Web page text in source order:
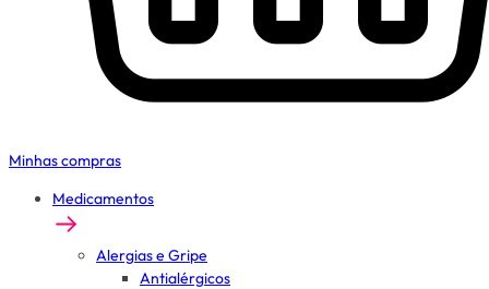
Minhas compras
Medicamentos
Alergias e Gripe
Antialérgicos